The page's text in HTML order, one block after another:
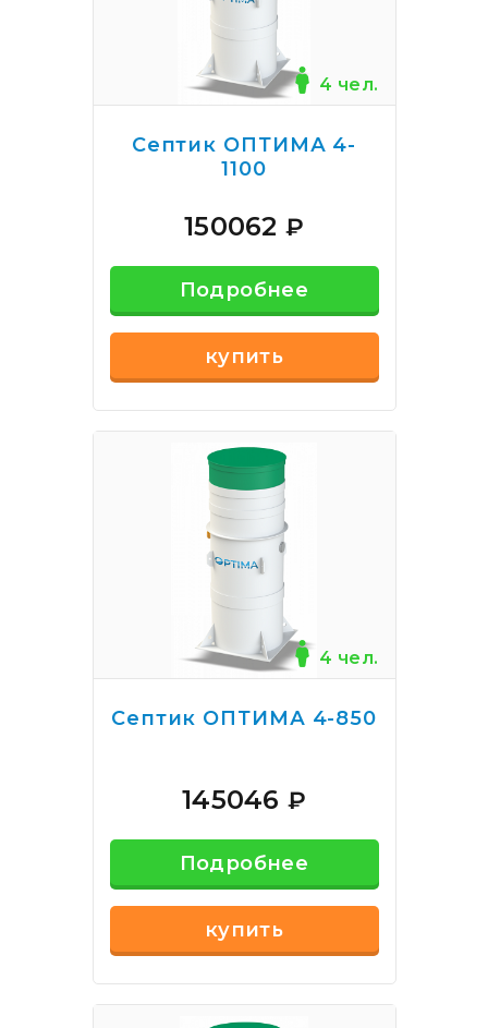
4 чел.
Септик ОПТИМА 4-
1100
150062 ₽
Подробнее
купить
4 чел.
Септик ОПТИМА 4-850
145046 ₽
Подробнее
купить